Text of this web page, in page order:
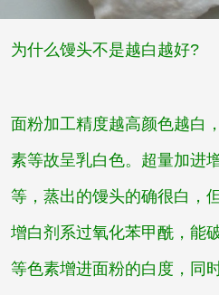
为什么馒头不是越白越好?
面粉加工精度越高颜色越白
素等故呈乳白色。超量加进
等，蒸出的馒头的确很白，
增白剂系过氧化苯甲酰，能
等色素增进面粉的白度，同